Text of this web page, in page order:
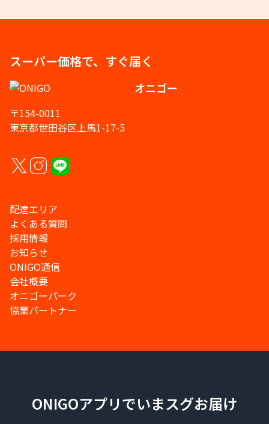
スーパー価格で、すぐ届く
オニゴー
〒154-0011
東京都世田谷区上馬1-17-5
配達エリア
よくある質問
採用情報
お知らせ
ONIGO通信
会社概要
オニゴーパーク
協業パートナー
ONIGOアプリでいまスグお届け